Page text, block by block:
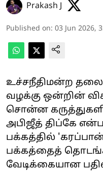
Prakash J
Published on: 03 Jun 2026,
உச்சநீதிமன்ற
வழக்கு ஒன்றின்
சொன்ன
அபிஜீத் திப்கே
பக்கத்தில்
பக்கத்தைத்
வேடிக்கையான